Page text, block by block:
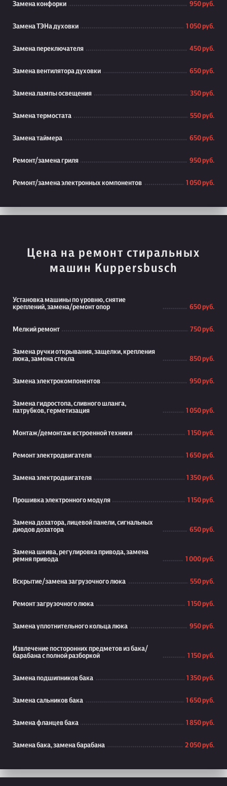
Замена конфорки 950 руб.
Замена ТЭНа духовки 1 050 руб.
Замена переключателя 450 руб.
Замена вентилятора духовки 650 руб.
Замена лампы освещения 350 руб.
Замена термостата 550 руб.
Замена таймера 650 руб.
Ремонт/замена гриля 950 руб.
Ремонт/замена электронных компонентов 1 050 руб.
Цена на ремонт стиральных
машин Kuppersbusch
Установка машины по уровню, снятие
креплений, замена/ремонт опор
650 руб.
Мелкий ремонт 750 руб.
Замена ручки открывания, защелки, крепления
люка, замена стекла
850 руб.
Замена электрокомпонентов 950 руб.
Замена гидростопа, сливного шланга,
патрубков, герметизация
1 050 руб.
Монтаж/демонтаж встроенной техники 1 150 руб.
Ремонт электродвигателя 1 650 руб.
Замена электродвигателя 1 350 руб.
Прошивка электронного модуля 1 150 руб.
Замена дозатора, лицевой панели, сигнальных
диодов дозатора
650 руб.
Замена шкива, регулировка привода, замена
ремня привода
1 000 руб.
Вскрытие/замена загрузочного люка 550 руб.
Ремонт загрузочного люка 1 150 руб.
Замена уплотнительного кольца люка 950 руб.
Извлечение посторонних предметов из бака/
барабана с полной разборкой
1 150 руб.
Замена подшипников бака 1 350 руб.
Замена сальников бака 1 650 руб.
Замена фланцев бака 1 850 руб.
Замена бака, замена барабана 2 050 руб.